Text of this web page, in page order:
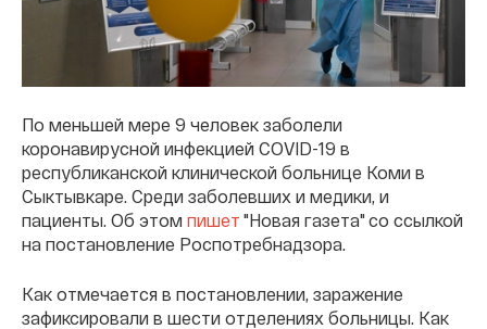
По меньшей мере 9 человек заболели
коронавирусной инфекцией COVID-19 в
республиканской клинической больнице Коми в
Сыктывкаре. Среди заболевших и медики, и
пациенты. Об этом пишет "Новая газета" со ссылкой
на постановление Роспотребнадзора.
Как отмечается в постановлении, заражение
зафиксировали в шести отделениях больницы. Как